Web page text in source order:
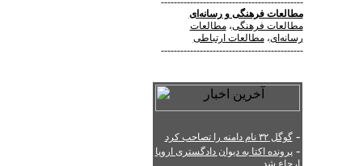
مطالعات فرهنگیورسانه‌ای
مطالعات فرهنگی،مطالعات
رسانه‌ای،مطالعات ارتباطی
--------------------------------------------
-گوگل ۳۲ نام دامنه را تصاحب کرد
-پرونده اکتا به دیوان دادگستری اروپا
ارجاع شد